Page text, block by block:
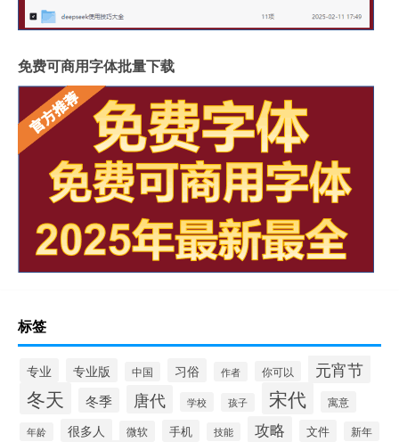
免费可商用字体批量下载
标签
专业 专业版 中国 习俗 作者 你可以 元宵节
冬天 冬季 唐代 学校 孩子 宋代 寓意
年龄 很多人 微软 手机 技能 攻略 文件 新年